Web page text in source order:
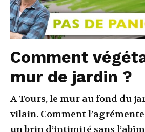
Comment
mur de jardin ?
A Tours, le mur au fond du
vilain. Comment
un brin d’intimité sans